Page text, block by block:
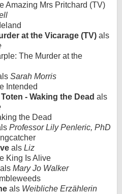
Amazing Mrs Pritchard (TV)
at the Vicarage (TV) als
The Murder at the
Sarah Morris
Intended
- Waking the Dead als
the Dead
Professor Lily Penleric, PhD
als Liz
King Is Alive
als Mary Jo Walker
als Weibliche Erzählerin